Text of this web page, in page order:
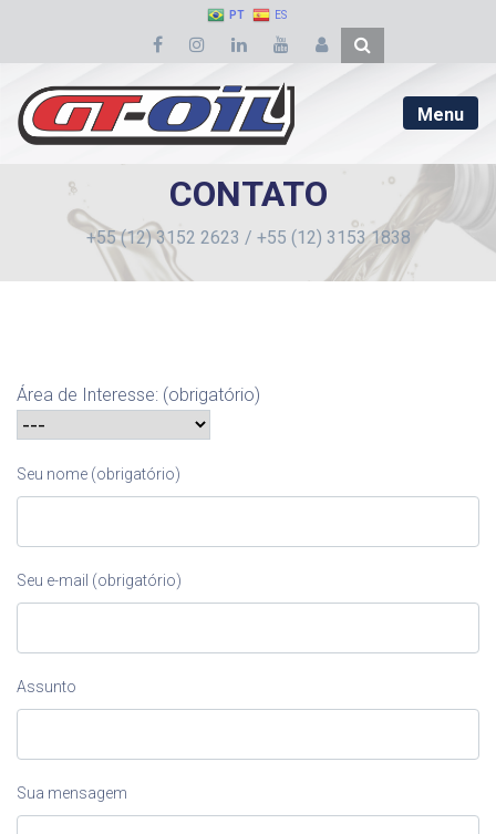
PT ES
Menu
CONTATO
+55 (12) 3152 2623 / +55 (12) 3153 1838
Área de Interesse: (obrigatório)
Seu nome (obrigatório)
Seu e-mail (obrigatório)
Assunto
Sua mensagem